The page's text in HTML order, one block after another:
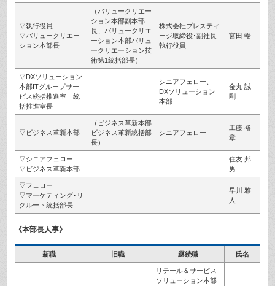
▽執行役員
▽バリュークリエー
ション本部長
（バリュークリエー
ション本部副本部
長、バリュークリエ
ーション本部バリュ
ークリエーション技
術第1統括部長）
株式会社プレスティ
ージ取締役･副社長
執行役員
宮田 暢
▽DXソリューション
本部ITグループサー
ビス統括推進室 統
括推進室長
シニアフェロー、
DXソリューション
本部
金丸 誠
剛
▽ビジネス革新本部
（ビジネス革新本部
ビジネス革新統括部
長）
シニアフェロー
工藤 裕
章
▽シニアフェロー
▽ビジネス革新本部
住友 邦
男
▽フェロー
▽マーケティング･リ
クルート統括部長
早川 雅
人
《本部長人事》
新職 旧職 継続職 氏名
リテール＆サービス
ソリューション本部